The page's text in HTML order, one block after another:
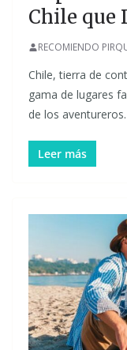
Chile que
RECOMIENDO
Chile, tierra de
gama de lugares
de los aventureros.
Leer más